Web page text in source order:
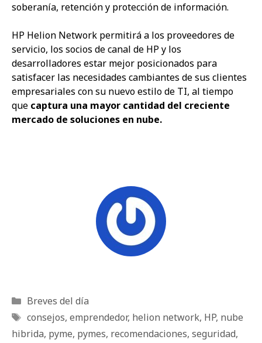
soberanía, retención y protección de información.
HP Helion Network permitirá a los proveedores de
servicio, los socios de canal de HP y los
desarrolladores estar mejor posicionados para
satisfacer las necesidades cambiantes de sus clientes
empresariales con su nuevo estilo de TI, al tiempo
que captura una mayor cantidad del creciente
mercado de soluciones en nube.
Categorías
Breves del día
Etiquetas
consejos, emprendedor, helion network, HP, nube
hibrida, pyme, pymes, recomendaciones, seguridad,